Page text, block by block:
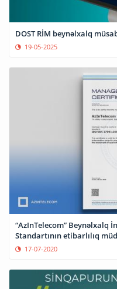
DOST RİM beynəlxalq
19-05-2025
“AzInTelecom” Beynəlxalq
Standartının
17-07-2020